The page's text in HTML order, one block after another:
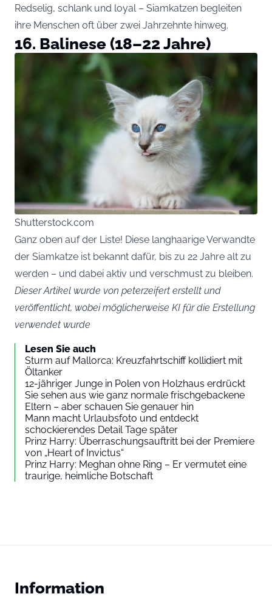
Redselig, schlank und loyal – Siamkatzen begleiten
ihre Menschen oft über zwei Jahrzehnte hinweg.
16. Balinese (18–22 Jahre)
Shutterstock.com
Ganz oben auf der Liste! Diese langhaarige Verwandte
der Siamkatze ist bekannt dafür, bis zu 22 Jahre alt zu
werden – und dabei aktiv und verschmust zu bleiben.
Dieser Artikel wurde von peterzeifert erstellt und
veröffentlicht, wobei möglicherweise KI für die Erstellung
verwendet wurde
Lesen Sie auch
Sturm auf Mallorca: Kreuzfahrtschiff kollidiert mit
Öltanker
12-jähriger Junge in Polen von Holzhaus erdrückt
Sie sehen aus wie ganz normale frischgebackene
Eltern – aber schauen Sie genauer hin
Mann macht Urlaubsfoto und entdeckt
schockierendes Detail Tage später
Prinz Harry: Überraschungsauftritt bei der Premiere
von „Heart of Invictus“
Prinz Harry: Meghan ohne Ring – Er vermutet eine
traurige, heimliche Botschaft
Information